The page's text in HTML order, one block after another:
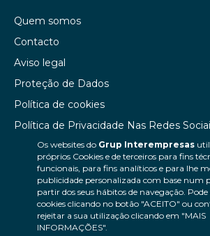
Os websites do Grup Interempresas
próprios Cookies e de terceiros para fins
funcionais, para fins analíticos e para lhe
publicidade personalizada com base num
partir dos seus hábitos de navegação.
cookies clicando no botão "ACEITO" ou
rejeitar a sua utilização clicando em "MAIS
INFORMAÇÕES".
Quem somos
Contacto
Aviso legal
Proteção de Dados
Política de cookies
Política de Privacidade Nas Redes
Canal de denúncias
Colaborações editoriais